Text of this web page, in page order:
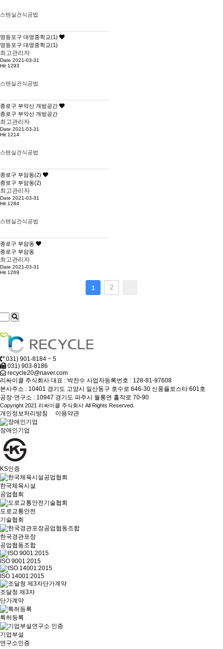
스텐실건식공법
영등포구 대영중학교(1)
영등포구 대영중학교(1)
최고관리자
Date 2021-03-31
Hit 1293
스텐실건식공법
종로구 부악산 개방공간
종로구 부악산 개방공간
최고관리자
Date 2021-03-31
Hit 1214
스텐실건식공법
종로구 부암동(2)
종로구 부암동(2)
최고관리자
Date 2021-03-31
Hit 1284
스텐실건식공법
종로구 부암동
종로구 부암동
최고관리자
Date 2021-03-31
Hit 1269
1 2
031) 901-8184 ~ 5
031) 903-8186
recycle20@naver.com
리싸이클 주식회사 대표 : 박찬수 사업자등록번호 : 128-81-97608
본사주소 : 10401 경기도 고양시 일산동구 호수로 646-30 신풍플로스타 601호
공장·연구소 : 10947 경기도 파주시 월롱면 홀작로 70-90
Copyright 2021 리싸이클 주식회사 All Rights Reserved.
개인정보처리방침 이용약관
장애인기업
KS인증
한국체육시설
공업협회
도로교통안전
기술협회
한국경관포장
공업협동조합
ISO 9001:2015
ISO 14001:2015
조달청 제3자
단가계약
특허등록
기업부설
연구소인증